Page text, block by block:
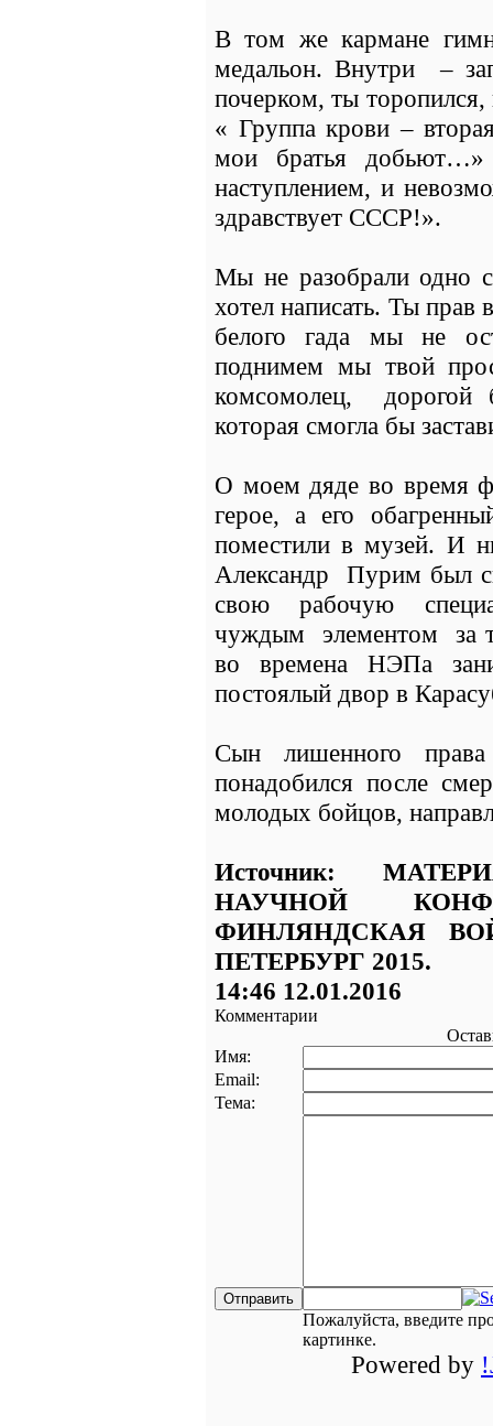
В том же кармане
медальон. Внутри –
почерком, ты
« Группа крови –
мои братья
наступлением, и
здравствует СССР!».
Мы не разобрали одно
хотел написать. Ты прав
белого гада мы не
поднимем мы твой
комсомолец,
которая смогла бы
О моем дяде во время
герое, а его
поместили в музей. И
Александр Пурим был
свою рабочую
чуждым элементом за
во времена НЭПа
постоялый двор в
Сын лишенного
понадобился после
молодых бойцов,
Источник:
НАУЧНОЙ
ФИНЛЯНДСКАЯ
ПЕТЕРБУРГ 2015.
14:46 12.01.2016
Комментарии
Имя:
Email:
Тема:
Пожалуйста, введите
картинке.
Powered by